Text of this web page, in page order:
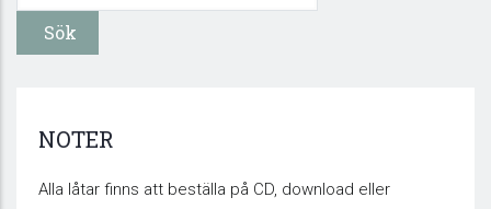
NOTER
Alla låtar finns att beställa på CD, download eller